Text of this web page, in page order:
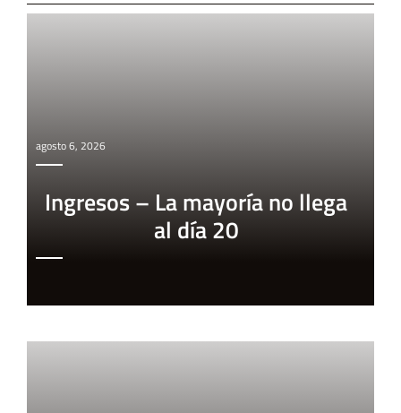
agosto 6, 2026
Ingresos – La mayoría no llega
al día 20